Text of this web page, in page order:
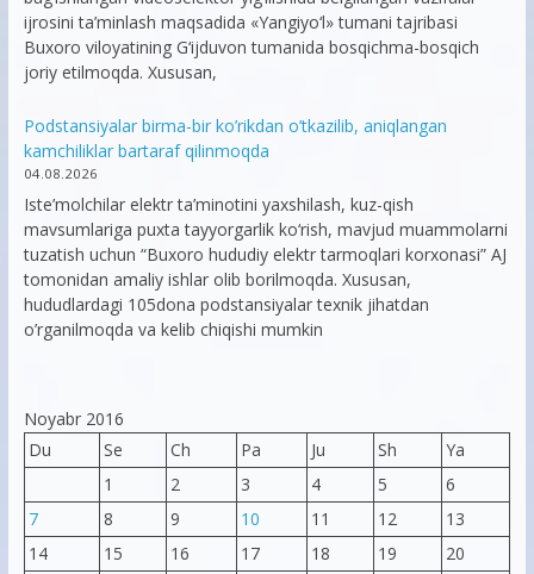
ijrosini ta’minlash maqsadida «Yangiyo‘l» tumani tajribasi
Buxoro viloyatining G‘ijduvon tumanida bosqichma-bosqich
joriy etilmoqda. Xususan,
Podstansiyalar birma-bir ko’rikdan o’tkazilib, aniqlangan
kamchiliklar bartaraf qilinmoqda
04.08.2026
Iste’molchilar elektr ta’minotini yaxshilash, kuz-qish
mavsumlariga puxta tayyorgarlik ko‘rish, mavjud muammolarni
tuzatish uchun “Buxoro hududiy elektr tarmoqlari korxonasi” AJ
tomonidan amaliy ishlar olib borilmoqda. Xususan,
hududlardagi 105dona podstansiyalar texnik jihatdan
o’rganilmoqda va kelib chiqishi mumkin
Noyabr 2016
Du
Se Ch Pa Ju Sh
Ya
1
2 3 4 5
6
7
8 9 10 11 12
13
14
15 16 17 18 19
20